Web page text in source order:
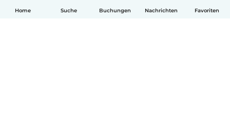
Home Suche Buchungen Nachrichten Favoriten